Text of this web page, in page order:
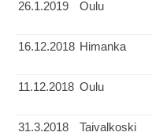
26.1.2019 Oulu
16.12.2018 Himanka
11.12.2018 Oulu
31.3.2018 Taivalkoski